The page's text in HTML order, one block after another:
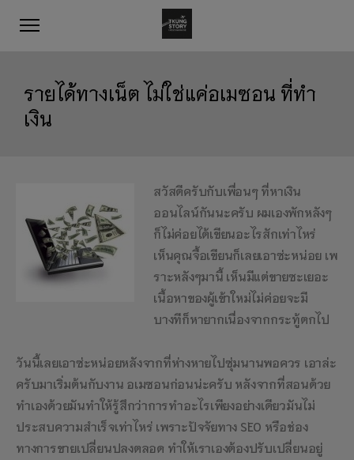
รายได้ทางเน็ต ไม่ใช่แค่อเมซอน ที่ทำ
เงิน
สวัสดีครับกับเพื่อนๆ ที่หาเงิน
ออนไลน์กันนะครับ ผมเองพักหลังๆ
ก็ไม่ค่อยได้เขียนอะไรสักเท่าไหร่
เห็นคุณจื้อเขียนก็เลยเอาซ่ะหน่อย เพ
ราะหลังๆมานี้ เห็นมีแต่ขายซะเยอะ
เนื้อหาของผู้เข้าใหม่ไม่ค่อยจะมี
บางทีก็หายากเนื่องจากกระทู้ตกไป
วันนี้เลยเอาซ่ะหน่อยหลังจากที่ห่างหายไปซุ่มนานพอควร เอาล่ะ
ครับมาเริ่มต้นกับงาน อเมซอนก่อนน่ะครับ หลังจากที่สอนด้วย
ทำเองด้วยมันทำให้รู้สึกว่าการทำอะไรเพียงอย่างเดียวมันไม่
ประสบความสำเร็จเท่าไหร่ เพราะปัจจัยทาง SEO หรือช่อง
ทางการขายเปลี่ยนปลงตลอด ทำให้เราเองต้องปรับเปลี่ยนอยู่